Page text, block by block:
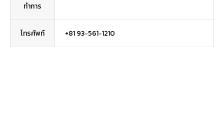
ทำการ
โทรศัพท์ +81 93-561-1210